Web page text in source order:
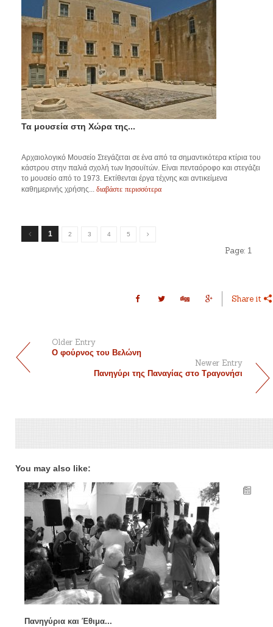
Τα μουσεία στη Χώρα της...
Αρχαιολογικό Μουσείο Στεγάζεται σε ένα από τα σημαντικότερα κτίρια του
κάστρου στην παλιά σχολή των Ιησουϊτών. Είναι πενταόροφο και στεγάζει
το μουσείο από το 1973. Εκτίθενται έργα τέχνης και αντικείμενα
καθημερινής χρήσης... διαβάστε περισσότερα
1 2 3 4 5
Page: 1
Share it
Older Entry
Ο φούρνος του Βελώνη
Newer Entry
Πανηγύρι της Παναγίας στο Τραγονήσι
You may also like:
Πανηγύρια και Έθιμα...